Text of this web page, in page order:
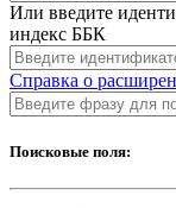
Или введите
индекс ББК
Справка о
Поисковые поля: